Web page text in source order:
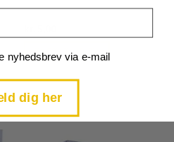
price
kr. 39,95.
nyhedsbrev via e-mail
dig her